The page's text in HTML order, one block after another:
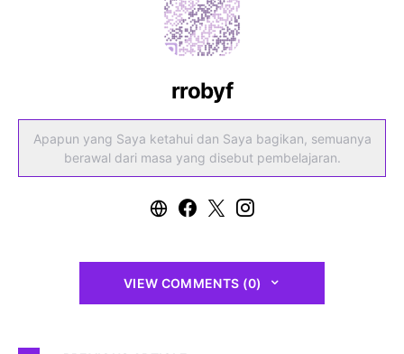
rrobyf
Apapun yang Saya ketahui dan Saya bagikan, semuanya
berawal dari masa yang disebut pembelajaran.
VIEW COMMENTS (0)